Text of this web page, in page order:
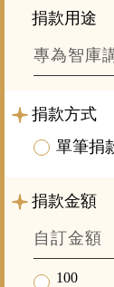
捐款用途
捐款方式
單筆捐
捐款金額
100